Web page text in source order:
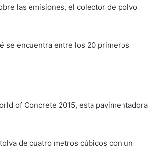
las emisiones, el colector de polvo
se encuentra entre los 20 primeros
of Concrete 2015, esta pavimentadora
de cuatro metros cúbicos con un